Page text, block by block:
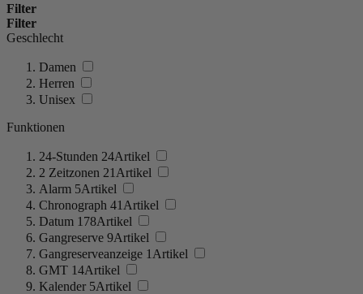
Filter
Filter
Geschlecht
Damen
Herren
Unisex
Funktionen
24-Stunden 24Artikel
2 Zeitzonen 21 Artikel
Alarm 5Artikel
Chronograph 41 Artikel
Datum 178Artikel
Gangreserve 9Artikel
Gangreserveanzeige 1 Artikel
GMT 14Artikel
Kalender 5Artikel